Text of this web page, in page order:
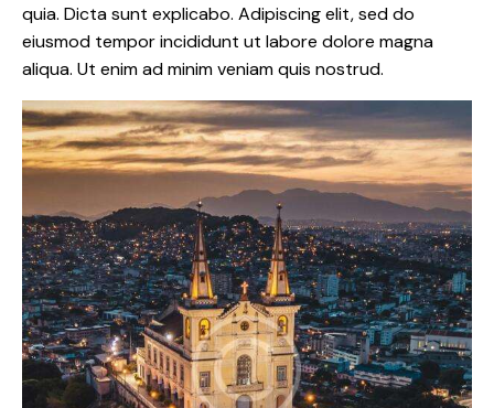
quia. Dicta sunt explicabo. Adipiscing elit, sed do
eiusmod tempor incididunt ut labore dolore magna
aliqua. Ut enim ad minim veniam quis nostrud.